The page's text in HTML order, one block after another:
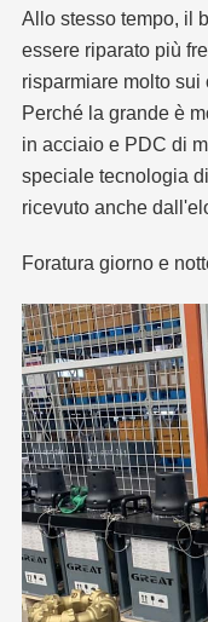
Allo stesso tempo, il
essere riparato più
risparmiare molto
Perché la grande è
in acciaio e PDC di
speciale tecnologia
ricevuto anche
Foratura giorno e